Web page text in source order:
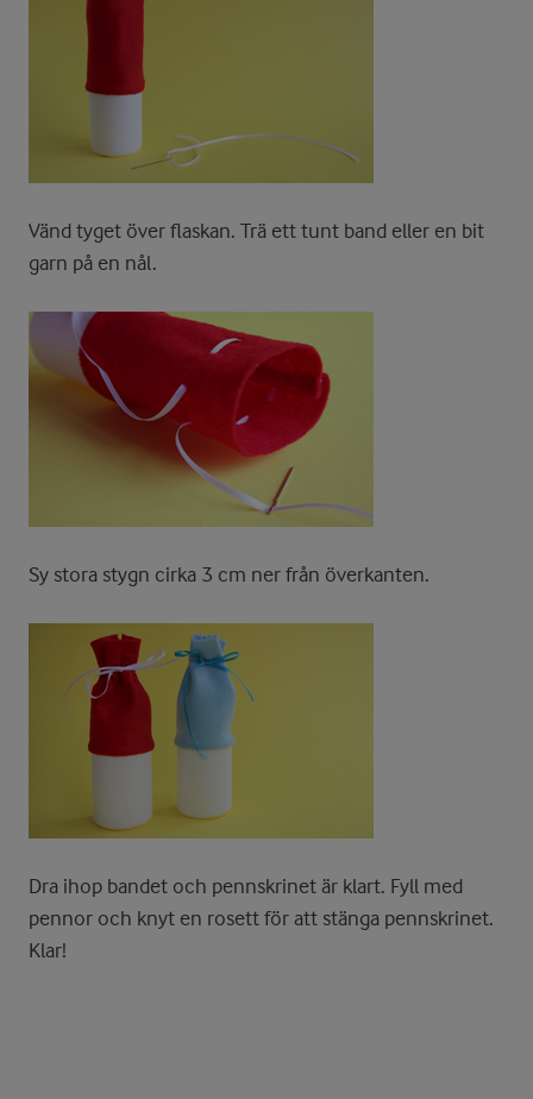
Vänd tyget över flaskan. Trä ett tunt band eller en bit
garn på en nål.
Sy stora stygn cirka 3 cm ner från överkanten.
Dra ihop bandet och pennskrinet är klart. Fyll med
pennor och knyt en rosett för att stänga pennskrinet.
Klar!